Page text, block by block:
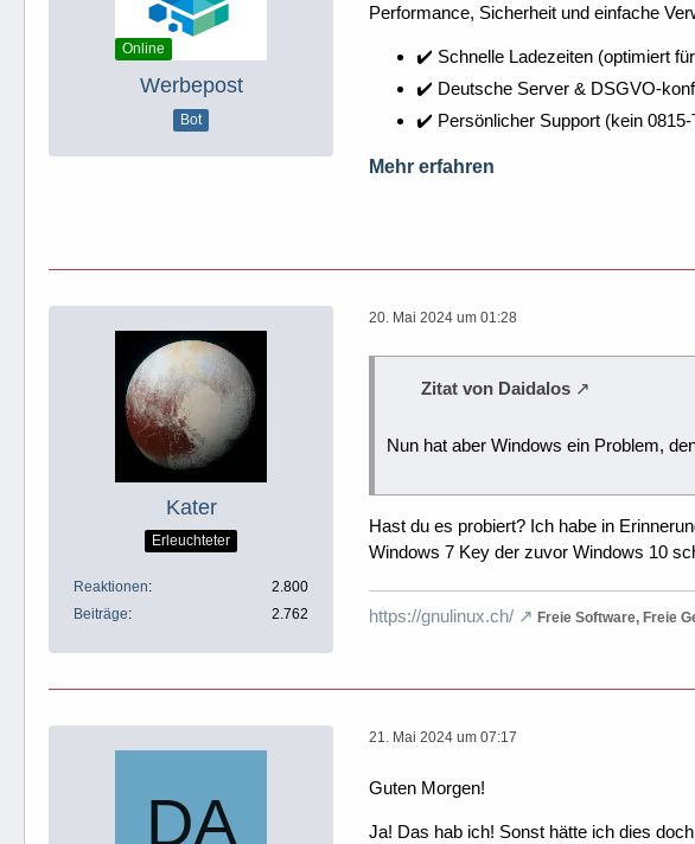
Online
Werbepost
Bot
Performance, Sicherheit und einfache
✔️ Schnelle Ladezeiten (optimiert
✔️ Deutsche Server & DSGVO-
✔️ Persönlicher Support (kein
Mehr erfahren
Kater
Erleuchteter
Reaktionen
2.800
Beiträge
2.762
20. Mai 2024 um 01:28
Zitat von Daidalos
Nun hat aber Windows ein Problem,
Hast du es probiert? Ich habe in
Windows 7 Key der zuvor Windows 10
https://gnulinux.ch/ Freie Software, Freie
21. Mai 2024 um 07:17
Guten Morgen!
Ja! Das hab ich! Sonst hätte ich dies